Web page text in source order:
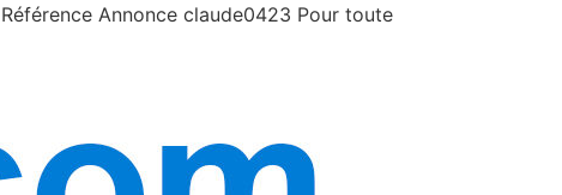
Annonce claude0423 Pour toute